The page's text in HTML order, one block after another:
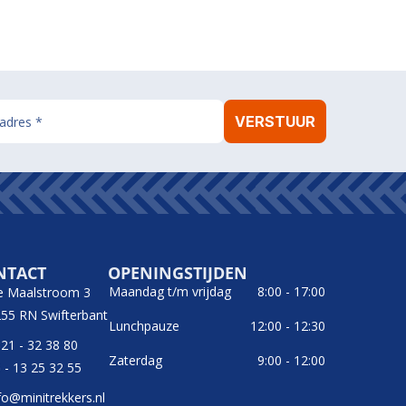
Maalstroom 3
RN Swifterbant
- 32 38 80
- 13 25 32 55
OPENINGSTIJDEN
Maandag t/m vrijdag
8:00 - 17:00
Lunchpauze
12:00 - 12:30
Zaterdag
9:00 - 12:00